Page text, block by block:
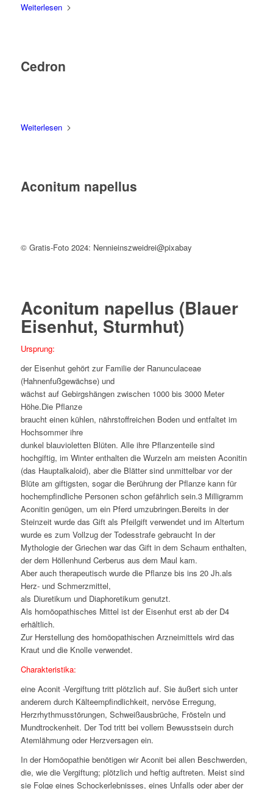
Weiterlesen
Cedron
Weiterlesen
Aconitum napellus
© Gratis-Foto 2024: Nennieinszweidrei@pixabay
Aconitum napellus (Blauer
Eisenhut, Sturmhut)
Ursprung:
der Eisenhut gehört zur Familie der Ranunculaceae
(Hahnenfußgewächse) und
wächst auf Gebirgshängen zwischen 1000 bis 3000 Meter
Höhe.Die Pflanze
braucht einen kühlen, nährstoffreichen Boden und entfaltet im
Hochsommer ihre
dunkel blauvioletten Blüten. Alle ihre Pflanzenteile sind
hochgiftig, im Winter enthalten die Wurzeln am meisten Aconitin
(das Hauptalkaloid), aber die Blätter sind unmittelbar vor der
Blüte am giftigsten, sogar die Berührung der Pflanze kann für
hochempfindliche Personen schon gefährlich sein.3 Milligramm
Aconitin genügen, um ein Pferd umzubringen.Bereits in der
Steinzeit wurde das Gift als Pfeilgift verwendet und im Altertum
wurde es zum Vollzug der Todesstrafe gebraucht In der
Mythologie der Griechen war das Gift in dem Schaum enthalten,
der dem Höllenhund Cerberus aus dem Maul kam.
Aber auch therapeutisch wurde die Pflanze bis ins 20 Jh.als
Herz- und Schmerzmittel,
als Diuretikum und Diaphoretikum genutzt.
Als homöopathisches Mittel ist der Eisenhut erst ab der D4
erhältlich.
Zur Herstellung des homöopathischen Arzneimittels wird das
Kraut und die Knolle verwendet.
Charakteristika:
eine Aconit -Vergiftung tritt plötzlich auf. Sie äußert sich unter
anderem durch Kälteempfindlichkeit, nervöse Erregung,
Herzrhythmusstörungen, Schweißausbrüche, Frösteln und
Mundtrockenheit. Der Tod tritt bei vollem Bewusstsein durch
Atemlähmung oder Herzversagen ein.
In der Homöopathie benötigen wir Aconit bei allen Beschwerden,
die, wie die Vergiftung; plötzlich und heftig auftreten. Meist sind
sie Folge eines Schockerlebnisses, eines Unfalls oder aber der